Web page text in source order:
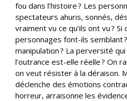
fou dans l’histoire ? Les
spectateurs ahuris, sonnés,
vraiment vu ce qu’ils ont vu ?
personnages font-ils semblant
manipulation ? La perversité
l’outrance est-elle réelle ? On
on veut résister à la déraison.
déclenche des émotions
horreur, arraisonne les